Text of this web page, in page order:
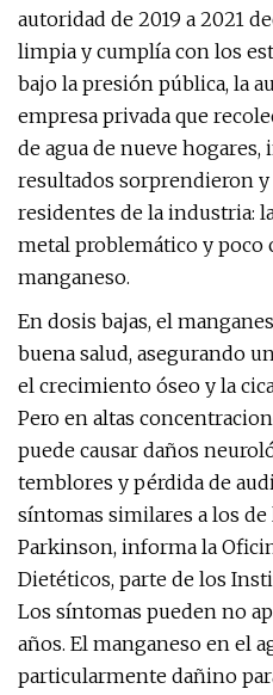
autoridad de 2019 a 2021
limpia y cumplía con los
bajo la presión pública, la
empresa privada que
de agua de nueve
resultados sorprendieron
residentes de la industria:
metal problemático y poco
manganeso.
En dosis bajas, el
buena salud, asegurando
el crecimiento óseo y la
Pero en altas
puede causar daños
temblores y pérdida de
síntomas similares a los
Parkinson, informa la
Dietéticos, parte de los
Los síntomas pueden no
años. El manganeso en el
particularmente dañino